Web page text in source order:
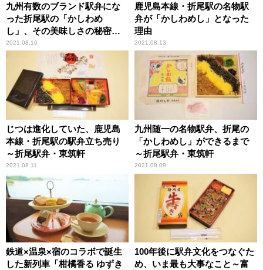
九州有数のブランド駅弁にな
った折尾駅の「かしわめ
し」、その美味しさの秘密と
は？
2021.08.16
鹿児島本線・折尾駅の名物駅
弁が「かしわめし」となった
理由
2021.08.13
じつは進化していた、鹿児島
本線・折尾駅の駅弁立ち売り
～折尾駅弁・東筑軒
2021.08.11
九州随一の名物駅弁、折尾の
「かしわめし」ができるまで
～折尾駅弁・東筑軒
2021.08.09
鉄道×温泉×宿のコラボで誕生
した新列車「柑橘香る ゆずき
100年後に駅弁文化をつなぐた
め、いま最も大事なこと～富